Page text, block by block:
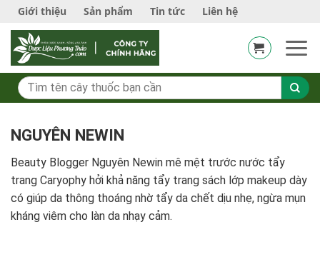
dung
Giới thiệu Sản phẩm Tin tức Liên hệ
NGUYÊN NEWIN
Beauty Blogger Nguyên Newin mê mệt trước nước tẩy
trang Caryophy hởi khả năng tẩy trang sách lớp makeup dày
có giúp da thông thoáng nhờ tẩy da chết dịu nhẹ, ngừa mụn
kháng viêm cho làn da nhạy cảm.